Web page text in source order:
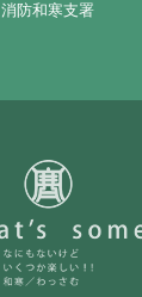
消防和寒支署